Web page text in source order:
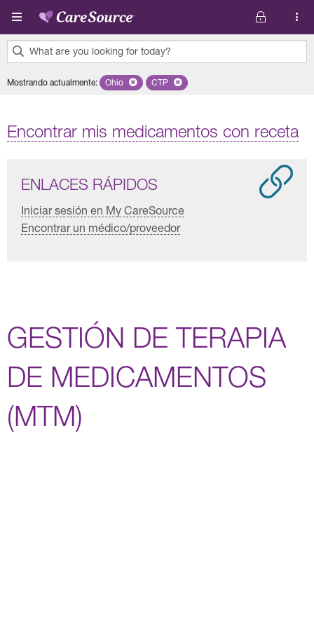
Pasar al contenido principal
What are you looking for today?
results
Mostrando actualmente: Remove selected state 'Ohio'
Ohio Remove selected plan 'CTP'
CTP
Encontrar mis medicamentos con receta
ENLACES RÁPIDOS
Iniciar sesión en My CareSource
Encontrar un médico/proveedor
GESTIÓN DE TERAPIA
DE MEDICAMENTOS
(MTM)